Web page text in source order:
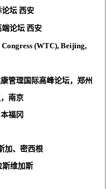
坛 西安
论坛 西安
(WTC), Beijing,
管理国际高峰论坛，郑州
，南京
福冈
加、密西根
斯维加斯